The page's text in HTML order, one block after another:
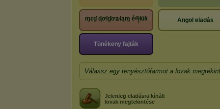
ɱɛɠ ɖơƖɠơʑɬąɱ éཞɬüƙ Angol eladás
Tünékeny fajták
Válassz egy tenyésztőfarmot a lovak
Jelenleg eladásra kínált
lovak megtekintése